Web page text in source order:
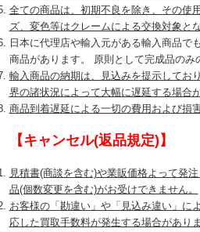
全ての商品は、初期不良を除き、その使
ズ、変色等はクレームによる交換対象と
日本に代理店や輸入元がある輸入商品で
商品があります。 原則として完成品のみ
輸入商品の納期は、見込みを提示してお
界の諸状況によって大幅に遅延する場合
商品到着遅延による一切の費用および損
【キャンセル(返品規定)】
見積書(商談を含む)や業販価格よって発
品(個数変更を含む)がお受けできません。
お客様の「勘違い」や「見込み違い」に
応した買取手数料が発生する場合があり